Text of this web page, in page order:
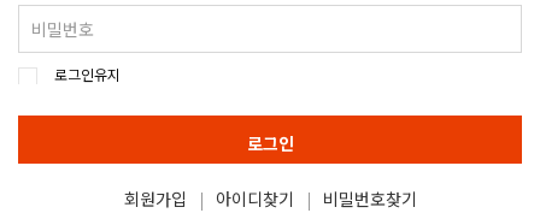
로그인유지
로그인
회원가입 아이디찾기 비밀번호찾기